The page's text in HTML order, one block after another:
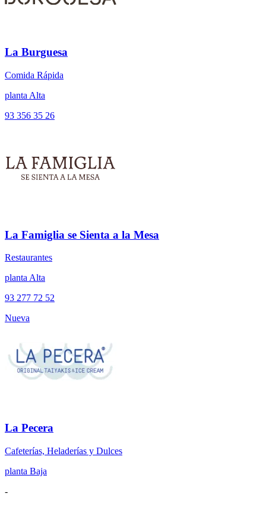
La Burguesa
Comida Rápida
planta Alta
93 356 35 26
La Famiglia se Sienta a la Mesa
Restaurantes
planta Alta
93 277 72 52
Nueva
La Pecera
Cafeterías, Heladerías y Dulces
planta Baja
-